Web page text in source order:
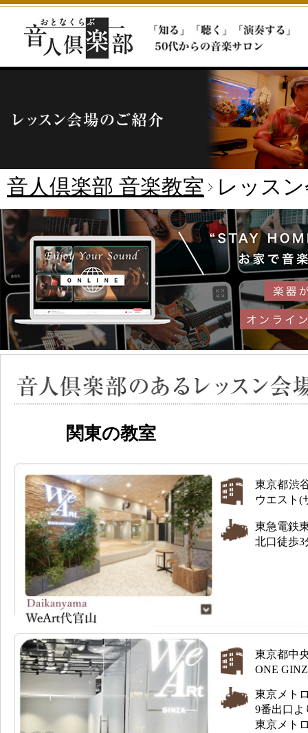
音人倶楽部 音楽教室 レッス
関東の教室
東京都渋
ウエスト(
東急電鉄
北口徒歩3
東京都中
ONE
東京メト
9番出口よ
東京メト